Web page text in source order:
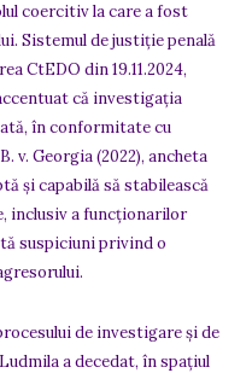
coercitiv la care a fost
Sistemul de justiție penală
CtEDO din 19.11.2024,
că investigația
în conformitate cu
v. Georgia (2022), ancheta
și capabilă să stabilească
inclusiv a funcționarilor
suspiciuni privind o
de investigare și de
a decedat, în spațiul